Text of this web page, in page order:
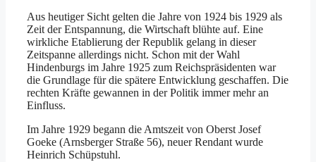
Aus heutiger Sicht gelten die Jahre von 1924 bis 1929 als
Zeit der Entspannung, die Wirtschaft blühte auf. Eine
wirkliche Etablierung der Republik gelang in dieser
Zeitspanne allerdings nicht. Schon mit der Wahl
Hindenburgs im Jahre 1925 zum Reichspräsidenten war
die Grundlage für die spätere Entwicklung geschaffen. Die
rechten Kräfte gewannen in der Politik immer mehr an
Einfluss.
Im Jahre 1929 begann die Amtszeit von Oberst Josef
Goeke (Arnsberger Straße 56), neuer Rendant wurde
Heinrich Schüpstuhl.